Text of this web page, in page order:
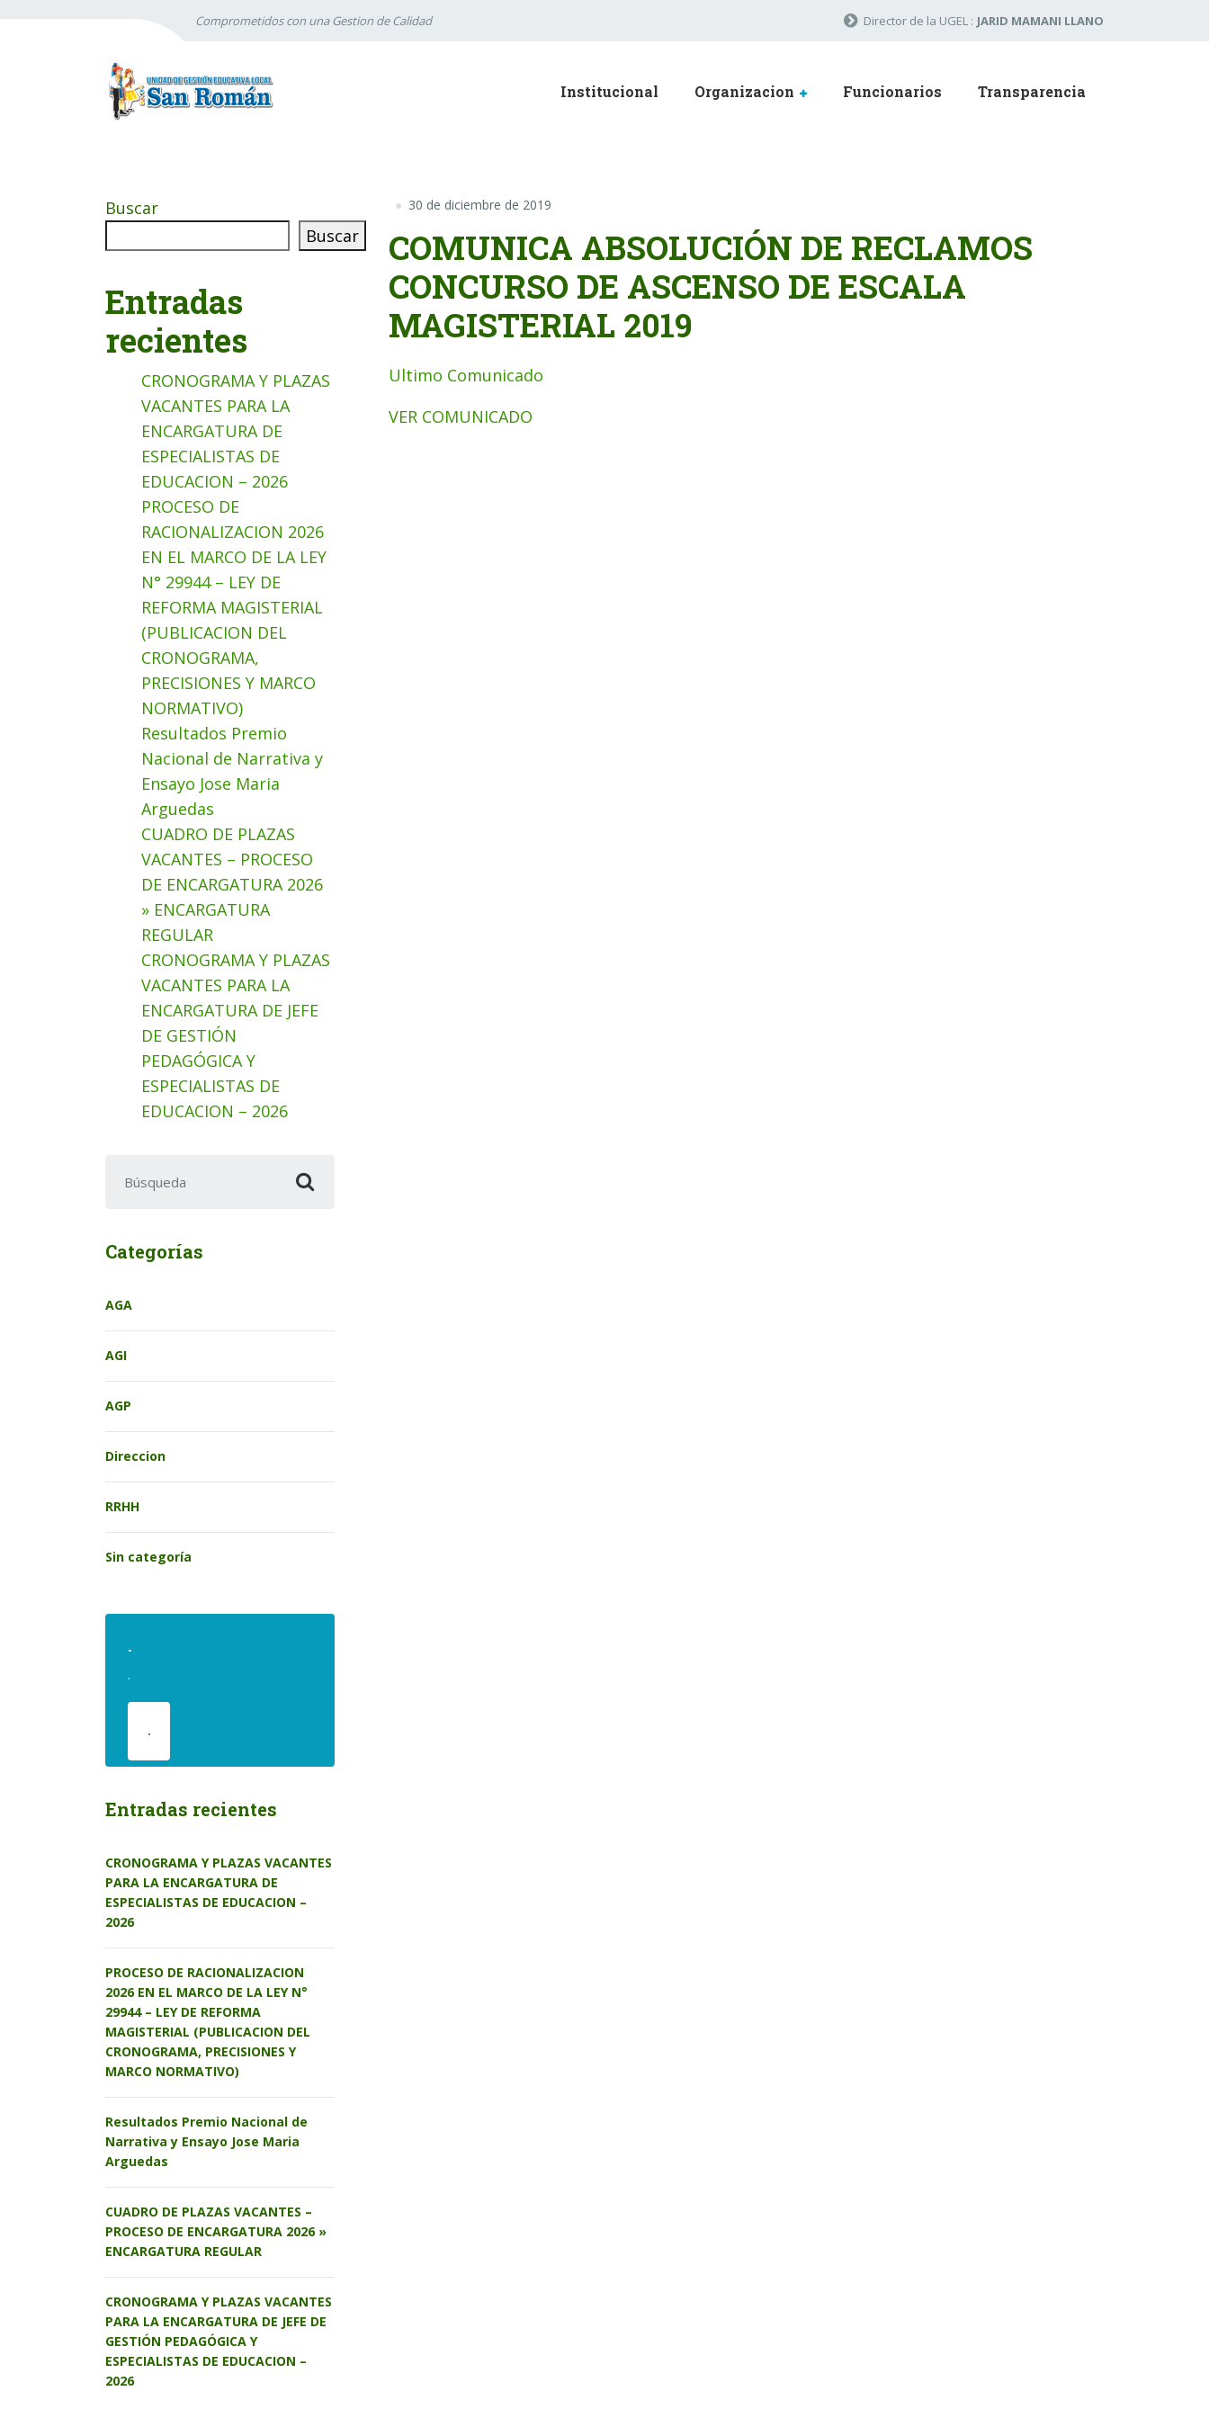
Comprometidos con una Gestion de Calidad Director de la UGEL : JARID MAMANI LLANO
Institucional Organizacion Funcionarios Transparencia
30 de diciembre de 2019
COMUNICA ABSOLUCIÓN DE RECLAMOS
CONCURSO DE ASCENSO DE ESCALA
MAGISTERIAL 2019
Ultimo Comunicado
VER COMUNICADO
Buscar
Buscar
Entradas
recientes
CRONOGRAMA Y PLAZAS
VACANTES PARA LA
ENCARGATURA DE
ESPECIALISTAS DE
EDUCACION – 2026
PROCESO DE
RACIONALIZACION 2026
EN EL MARCO DE LA LEY
N° 29944 – LEY DE
REFORMA MAGISTERIAL
(PUBLICACION DEL
CRONOGRAMA,
PRECISIONES Y MARCO
NORMATIVO)
Resultados Premio
Nacional de Narrativa y
Ensayo Jose Maria
Arguedas
CUADRO DE PLAZAS
VACANTES – PROCESO
DE ENCARGATURA 2026
» ENCARGATURA
REGULAR
CRONOGRAMA Y PLAZAS
VACANTES PARA LA
ENCARGATURA DE JEFE
DE GESTIÓN
PEDAGÓGICA Y
ESPECIALISTAS DE
EDUCACION – 2026
Categorías
AGA
AGI
AGP
Direccion
RRHH
Sin categoría
.
.
.
Entradas recientes
CRONOGRAMA Y PLAZAS VACANTES
PARA LA ENCARGATURA DE
ESPECIALISTAS DE EDUCACION –
2026
PROCESO DE RACIONALIZACION
2026 EN EL MARCO DE LA LEY N°
29944 – LEY DE REFORMA
MAGISTERIAL (PUBLICACION DEL
CRONOGRAMA, PRECISIONES Y
MARCO NORMATIVO)
Resultados Premio Nacional de
Narrativa y Ensayo Jose Maria
Arguedas
CUADRO DE PLAZAS VACANTES –
PROCESO DE ENCARGATURA 2026 »
ENCARGATURA REGULAR
CRONOGRAMA Y PLAZAS VACANTES
PARA LA ENCARGATURA DE JEFE DE
GESTIÓN PEDAGÓGICA Y
ESPECIALISTAS DE EDUCACION –
2026